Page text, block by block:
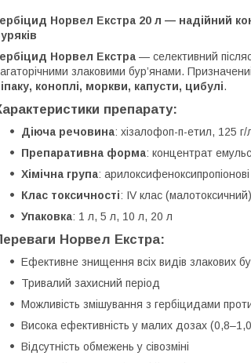
Норвел Екстра 20 л — надійний
Норвел Екстра — селективний
злаковими бур’янами.
коноплі, моркви, капусти, цибулі.
препарату:
Діюча речовина: хізалофоп-п-етил, 125 г/
Препаративна форма: концентрат
Хімічна група:
Клас токсичності: IV клас (малотоксичний)
Упаковка: 1 л, 5 л, 10 л, 20 л
Норвел Екстра:
Ефективне знищення всіх видів злакових
Тривалий захисний період
Можливість змішування з гербіцидами
Висока ефективність у малих дозах
Відсутність обмежень у сівозміні